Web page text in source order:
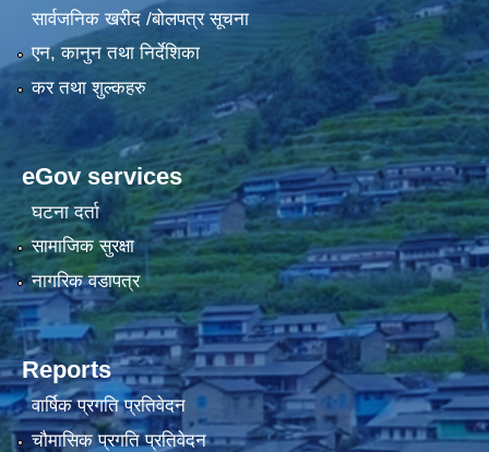
सार्वजनिक खरीद /बोलपत्र सूचना
एन, कानुन तथा निर्देशिका
कर तथा शुल्कहरु
eGov services
घटना दर्ता
सामाजिक सुरक्षा
नागरिक वडापत्र
Reports
वार्षिक प्रगति प्रतिवेदन
चौमासिक प्रगति प्रतिवेदन